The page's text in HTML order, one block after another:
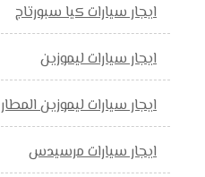
ايجار سيارات كيا سبورتاج
ايجار سيارات ليموزين
ايجار سيارات ليموزين المطار
ايجار سيارات مرسيدس